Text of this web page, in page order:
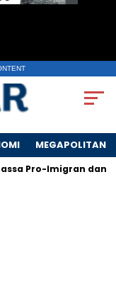
MEGAPOLITAN
Pro-Imigran dan